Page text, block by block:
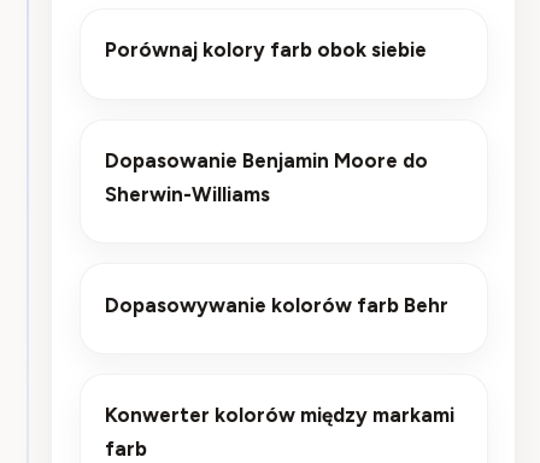
Porównaj kolory farb obok siebie
Dopasowanie Benjamin Moore do
Sherwin-Williams
Dopasowywanie kolorów farb Behr
Konwerter kolorów między markami
farb